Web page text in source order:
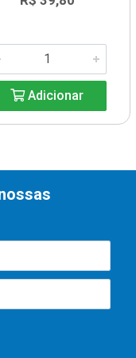
Adicionar